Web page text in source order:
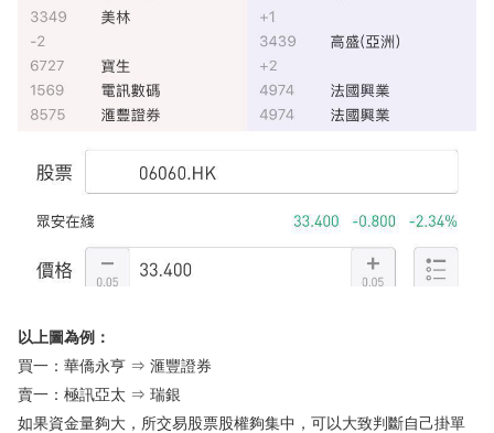
以上圖為例：
買一：華僑永亨 ⇒ 滙豐證券
賣一：極訊亞太 ⇒ 瑞銀
如果資金量夠大，所交易股票股權夠集中，可以大致判斷自己掛單